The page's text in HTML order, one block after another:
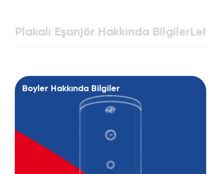
Plakalı Eşanjör Hakkında Bilgiler
Boyler Hakkında Bilgiler